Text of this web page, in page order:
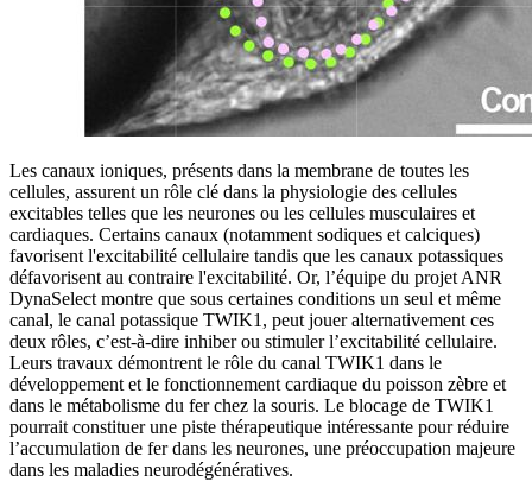
Les canaux ioniques, présents dans la membrane de toutes les
cellules, assurent un rôle clé dans la physiologie des cellules
excitables telles que les neurones ou les cellules musculaires et
cardiaques. Certains canaux (notamment sodiques et calciques)
favorisent l'excitabilité cellulaire tandis que les canaux potassiques
défavorisent au contraire l'excitabilité. Or, l’équipe du projet ANR
DynaSelect montre que sous certaines conditions un seul et même
canal, le canal potassique TWIK1, peut jouer alternativement ces
deux rôles, c’est-à-dire inhiber ou stimuler l’excitabilité cellulaire.
Leurs travaux démontrent le rôle du canal TWIK1 dans le
développement et le fonctionnement cardiaque du poisson zèbre et
dans le métabolisme du fer chez la souris. Le blocage de TWIK1
pourrait constituer une piste thérapeutique intéressante pour réduire
l’accumulation de fer dans les neurones, une préoccupation majeure
dans les maladies neurodégénératives.